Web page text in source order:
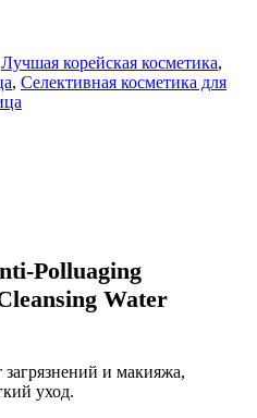
Лучшая корейская косметика,
, Селективная косметика для
Polluaging
Water
и макияжа,
уход.